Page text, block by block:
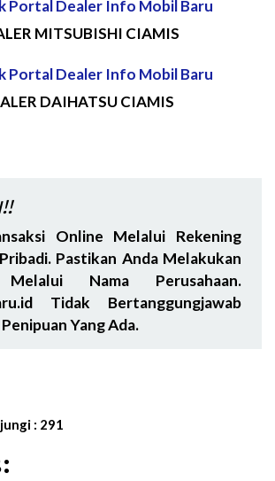
MITSUBISHI CIAMIS
DAIHATSU CIAMIS
Online Melalui Rekening
Pastikan Anda Melakukan
Melalui Nama Perusahaan.
Tidak Bertanggungjawab
Yang Ada.
: 291